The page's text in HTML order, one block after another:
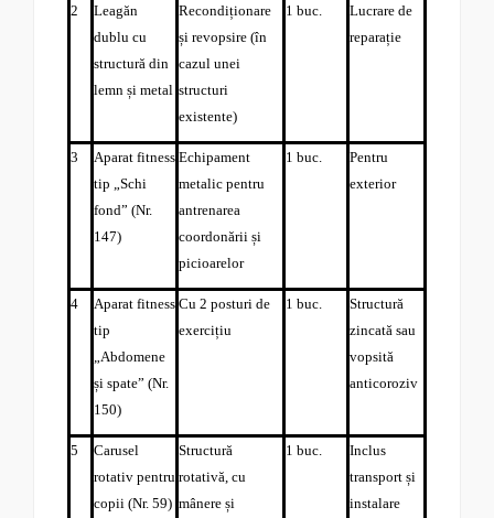
2
Leagăn
dublu cu
structură din
lemn și metal
Recondiționare
și revopsire (în
cazul unei
structuri
existente)
1 buc.
Lucrare de
reparație
3
Aparat fitness
tip „Schi
fond” (Nr.
147)
Echipament
metalic pentru
antrenarea
coordonării și
picioarelor
1 buc.
Pentru
exterior
4
Aparat fitness
tip
„Abdomene
și spate” (Nr.
150)
Cu 2 posturi de
exercițiu
1 buc.
Structură
zincată sau
vopsită
anticoroziv
5
Carusel
rotativ pentru
copii (Nr. 59)
Structură
rotativă, cu
mânere și
1 buc.
Inclus
transport și
instalare